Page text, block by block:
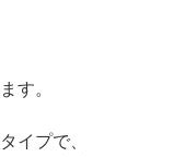
す。
イプで、